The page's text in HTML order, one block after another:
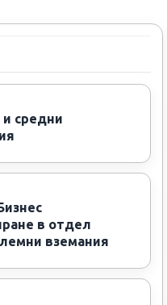
средни
в отдел
вземания